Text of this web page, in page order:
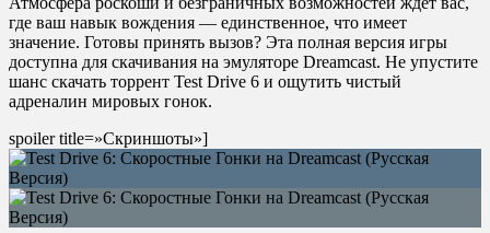
где ваш навык вождения — единственное, что имеет
значение. Готовы принять вызов? Эта полная версия игры
доступна для скачивания на эмуляторе Dreamcast. Не упустите
шанс скачать торрент Test Drive 6 и ощутить чистый
адреналин мировых гонок.
spoiler title=»Скриншоты»]